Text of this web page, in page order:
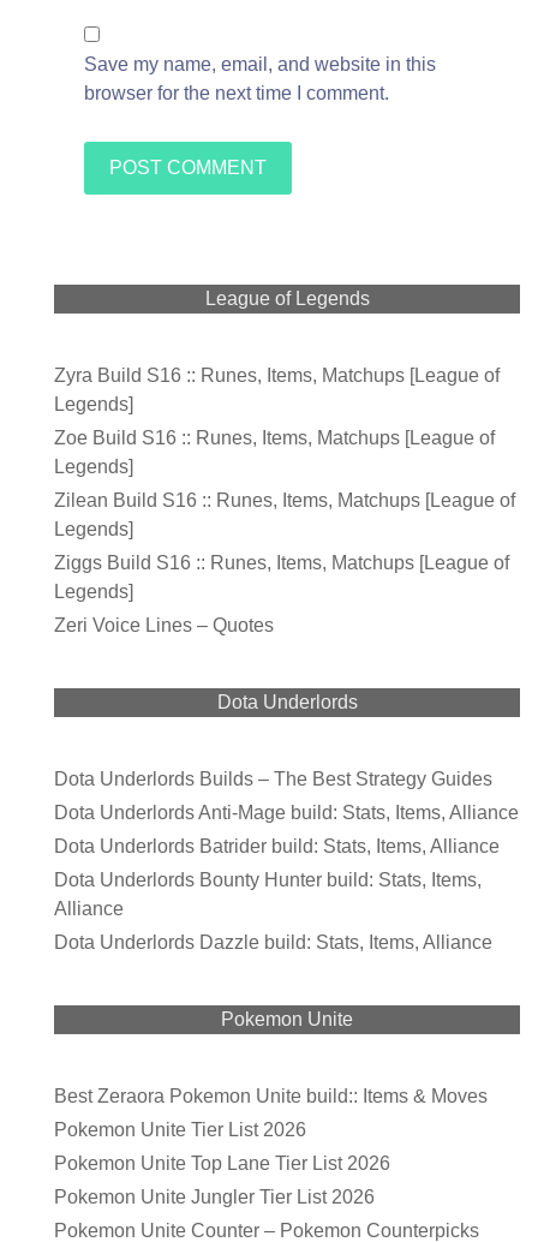
Save my name, email, and website in this
browser for the next time I comment.
League of Legends
Zyra Build S16 :: Runes, Items, Matchups [League of
Legends]
Zoe Build S16 :: Runes, Items, Matchups [League of
Legends]
Zilean Build S16 :: Runes, Items, Matchups [League of
Legends]
Ziggs Build S16 :: Runes, Items, Matchups [League of
Legends]
Zeri Voice Lines – Quotes
Dota Underlords
Dota Underlords Builds – The Best Strategy Guides
Dota Underlords Anti-Mage build: Stats, Items, Alliance
Dota Underlords Batrider build: Stats, Items, Alliance
Dota Underlords Bounty Hunter build: Stats, Items,
Alliance
Dota Underlords Dazzle build: Stats, Items, Alliance
Pokemon Unite
Best Zeraora Pokemon Unite build:: Items & Moves
Pokemon Unite Tier List 2026
Pokemon Unite Top Lane Tier List 2026
Pokemon Unite Jungler Tier List 2026
Pokemon Unite Counter – Pokemon Counterpicks